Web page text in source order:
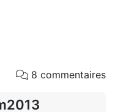
8 commentaires